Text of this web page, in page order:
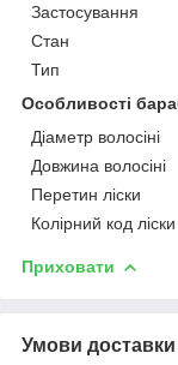
Застосування
Стан
Тип
Особливості
Діаметр волосіні
Довжина волосіні
Перетин ліски
Колірний код ліски
Приховати
Умови доставки